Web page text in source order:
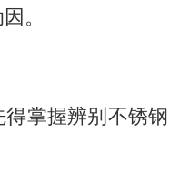
。
掌握辨别不锈钢